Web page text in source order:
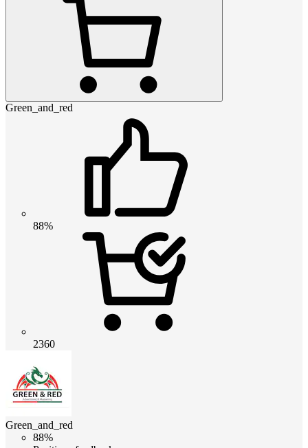
Green_and_red
88%
2360
Green_and_red
88%